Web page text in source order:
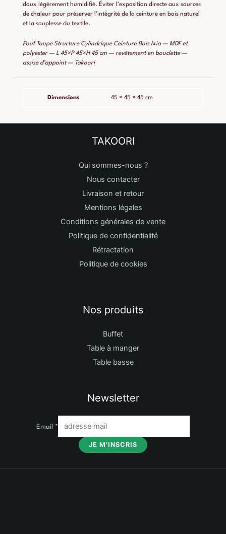
doux légèrement humidifié. Éviter l’exposition directe aux sources
de chaleur pour préserver l’intégrité de la ceinture en bois naturel
et la souplesse du textile.
Pouf Taupe Structure Cylindrique Ceinture Bois Ixia — MDF et
polyester — L 45×P 45×H 45 cm — revêtement en bouclette —
assise d’appoint — Takoori
Dimensions 45 × 45 × 45 cm
TAKOORI
Qui sommes-nous ?
Nous contacter
Livraison et retour
Mentions légales
Conditions générales de vente
Politique de confidentialité
Rétractation
Politique de cookies
Nos produits
Buffet
Table à manger
Table basse
Newsletter
Email *
JE M'INSCRIS